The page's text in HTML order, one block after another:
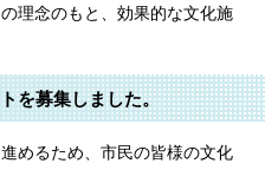
理念のもと、効果的な文化施
を募集しました。
めるため、市民の皆様の文化